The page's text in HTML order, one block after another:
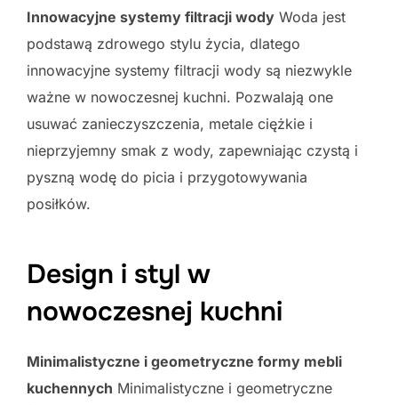
Innowacyjne systemy filtracji wody Woda jest
podstawą zdrowego stylu życia, dlatego
innowacyjne systemy filtracji wody są niezwykle
ważne w nowoczesnej kuchni. Pozwalają one
usuwać zanieczyszczenia, metale ciężkie i
nieprzyjemny smak z wody, zapewniając czystą i
pyszną wodę do picia i przygotowywania
posiłków.
Design i styl w
nowoczesnej kuchni
Minimalistyczne i geometryczne formy mebli
kuchennych Minimalistyczne i geometryczne